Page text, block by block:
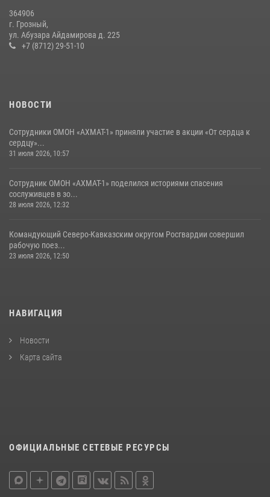
Начальник Управления Росгвардии по Чеченской Республике Герой
России генерал-лейтенант Шарип Делимханов побывал на месте
поисков Бекхана Аушева
364906
г. Грозный,
ул. Абузара Айдамирова д. 225
+7 (8712) 29-51-10
НОВОСТИ
Сотрудники ОМОН «АХМАТ-1» приняли участие в акции «От сердца к
сердцу»...
31 июля 2026, 10:57
Сотрудник ОМОН «АХМАТ-1» поделился историями спасения
сослуживцев в зо...
28 июля 2026, 12:32
Командующий Северо-Кавказским округом Росгвардии совершил
рабочую поез...
23 июля 2026, 12:50
НАВИГАЦИЯ
Новости
Карта сайта
ОФИЦИАЛЬНЫЕ СЕТЕВЫЕ РЕСУРСЫ